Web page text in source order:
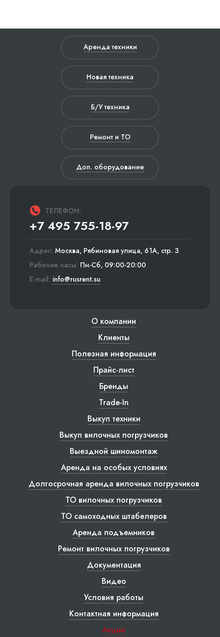
Аренда техники
Новая техника
Б/У техника
Ремонт и ТО
Доп. оборудование
ТЕЛЕФОН:
+7 495 755-18-97
Адрес: Москва, Рябиновая улица, 61А, стр. 3
Рабочие часы: Пн-Сб, 09:00-20:00
E-mail: info@rusrent.su
О компании
Клиенты
Полезная информация
Прайс-лист
Бренды
Trade-In
Выкуп техники
Выкуп вилочных погрузчиков
Выездной шиномонтаж
Аренда на особых условиях
Долгосрочная аренда вилочных погрузчиков
ТО вилочных погрузчиков
ТО самоходных штабелеров
Аренда подъемников
Ремонт вилочных погрузчиков
Документация
Видео
Условия работы
Контактная информация
Акции